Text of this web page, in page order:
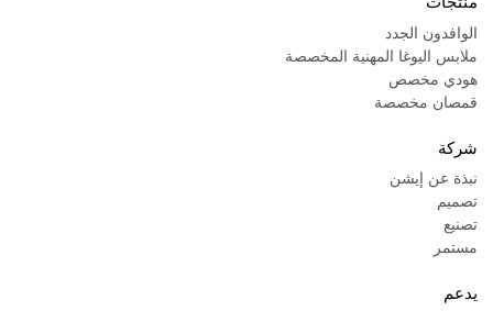
الوافدون الجدد
ملابس اليوغا المهنية المخصصة
هودي مخصص
قمصان مخصصة
شركة
نبذة عن إيشن
تصميم
تصنيع
مستمر
يدعم